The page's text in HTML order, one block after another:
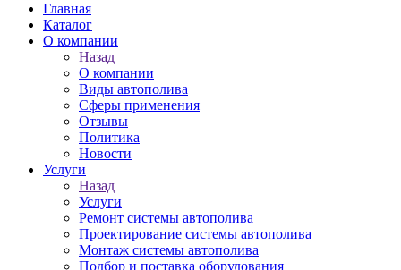
Главная
Каталог
О компании
Назад
О компании
Виды автополива
Сферы применения
Отзывы
Политика
Новости
Услуги
Назад
Услуги
Ремонт системы автополива
Проектирование системы автополива
Монтаж системы автополива
Подбор и поставка оборудования